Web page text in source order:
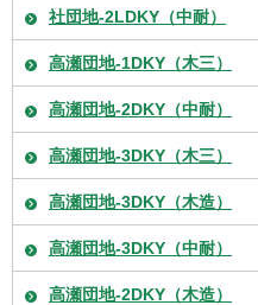
社団地-2LDKY（中耐）
高瀬団地-1DKY（木三）
高瀬団地-2DKY（中耐）
高瀬団地-3DKY（木三）
高瀬団地-3DKY（木造）
高瀬団地-3DKY（中耐）
高瀬団地-2DKY（木造）